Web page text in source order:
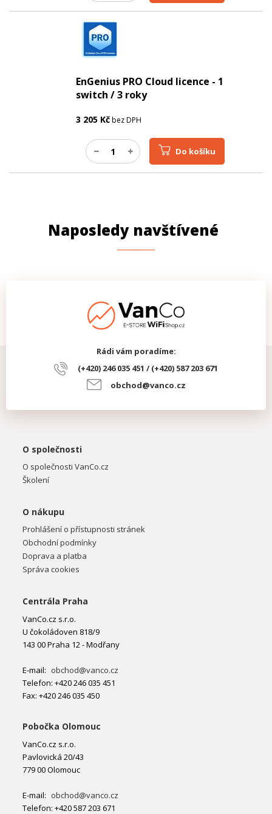
EnGenius PRO Cloud licence - 1
switch / 3 roky
3 205 Kčbez DPH
Do košíku
Naposledy navštívené
Rádi vám poradíme:
(+420) 246 035 451 / (+420) 587 203 671
obchod@vanco.cz
O společnosti
O společnosti VanCo.cz
Školení
O nákupu
Prohlášení o přístupnosti stránek
Obchodní podmínky
Doprava a platba
Správa cookies
Centrála Praha
VanCo.cz s.r.o.
U čokoládoven 818/9
143 00 Praha 12 - Modřany
E-mail: obchod@vanco.cz
Telefon: +420 246 035 451
Fax: +420 246 035 450
Pobočka Olomouc
VanCo.cz s.r.o.
Pavlovická 20/43
779 00 Olomouc
E-mail: obchod@vanco.cz
Telefon: +420 587 203 671